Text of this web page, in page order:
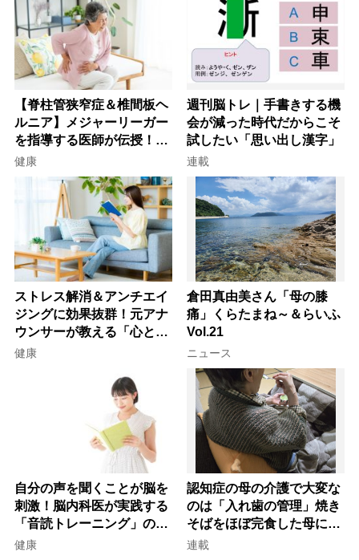
【脊柱管狭窄症＆椎間板ヘ
ルニア】メジャーリーガー
を指導する医師が伝授！腰
痛を自力で治す運動療法4
健康
週刊脳トレ｜手書きする機
会が減った時代だからこそ
試したい「思い出し漢字」
連載
ストレス解消＆アンチエイ
ジングに効果抜群！元アナ
ウンサーが教える「心と体
を元気にする音読の習慣」
健康
倉田真由美さん「母の膝
痛」くらたまね～＆らいふ
Vol.21
ニュース
自分の声を聞くことが脳を
刺激！脳内科医が実践する
「音読トレーニング」の極
意
健康
認知症の母の介護で大変な
のは「入れ歯の管理」焼き
そばをほぼ完食した母に息
子が血の気が引いた理由
連載